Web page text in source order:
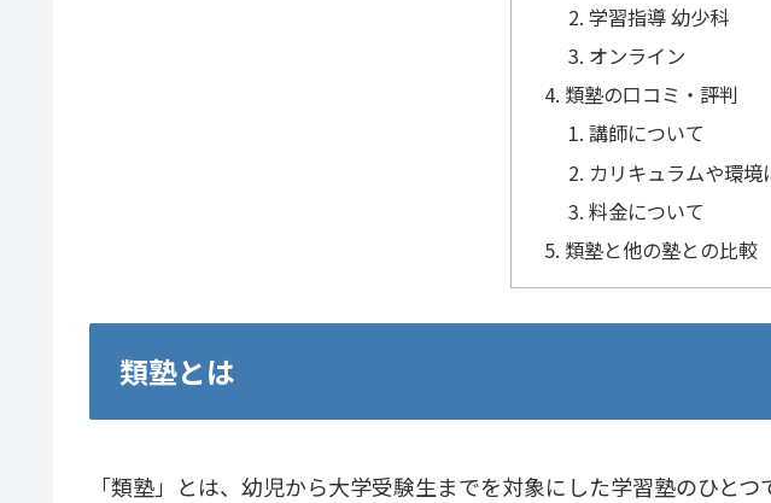
学習指導 幼少科
オンライン
類塾の口コミ・評判
講師について
カリキュラムや環境
料金について
類塾と他の塾との比較
類塾とは
「類塾」とは、幼児から大学受験生までを対象にした学習塾のひと